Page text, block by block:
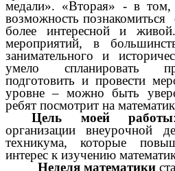
медали». «Вторая» - в том,
возможность познакомиться
более интересной и
мероприятий, в
занимательного и
умело спланировать
подготовить и провести
уровне – можно быть
ребят посмотрит на
Цель моей работы
организации внеурочной
техникума, которые
интерес к изучению
Неделя математики